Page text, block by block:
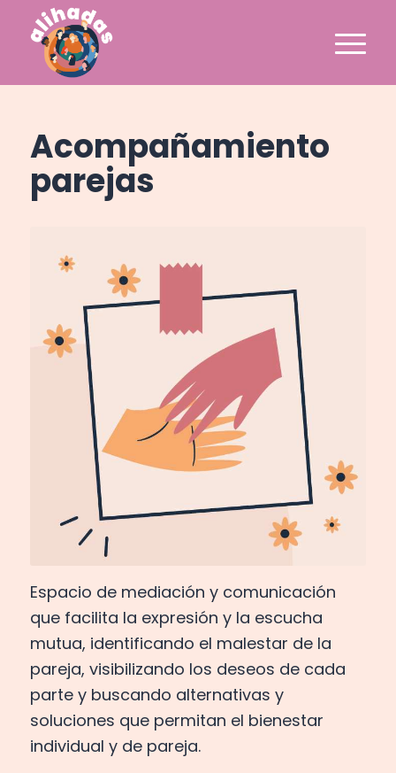
Acompañamiento
parejas
Espacio de mediación y comunicación
que facilita la expresión y la escucha
mutua, identificando el malestar de la
pareja, visibilizando los deseos de cada
parte y buscando alternativas y
soluciones que permitan el bienestar
individual y de pareja.